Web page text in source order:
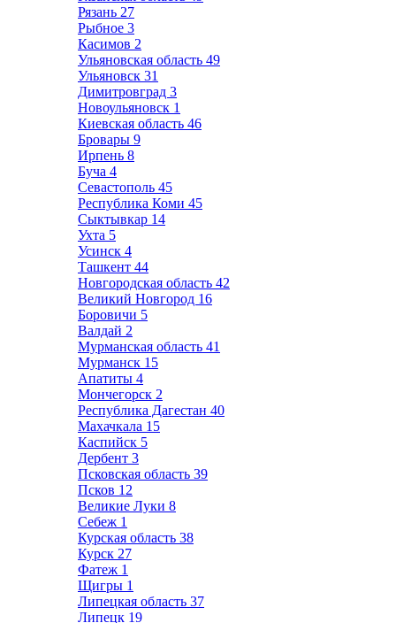
Рязань 27
Рыбное 3
Касимов 2
Ульяновская область 49
Ульяновск 31
Димитровград 3
Новоульяновск 1
Киевская область 46
Бровары 9
Ирпень 8
Буча 4
Севастополь 45
Республика Коми 45
Сыктывкар 14
Ухта 5
Усинск 4
Ташкент 44
Новгородская область 42
Великий Новгород 16
Боровичи 5
Валдай 2
Мурманская область 41
Мурманск 15
Апатиты 4
Мончегорск 2
Республика Дагестан 40
Махачкала 15
Каспийск 5
Дербент 3
Псковская область 39
Псков 12
Великие Луки 8
Себеж 1
Курская область 38
Курск 27
Фатеж 1
Щигры 1
Липецкая область 37
Липецк 19